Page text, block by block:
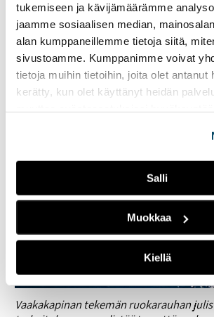
tukemiseen ja kävijämäärämme
jaamme sosiaalisen median,
alan kumppaneillemme tietoja siitä,
sivustoamme. Kumppanimme voivat
tietoja muihin tietoihin, joita olet antanut
kerätty, kun olet käyttänyt heidän
Salli
Muokkaa
Kiellä
Vaakakapinan tekemän ruokarauhan